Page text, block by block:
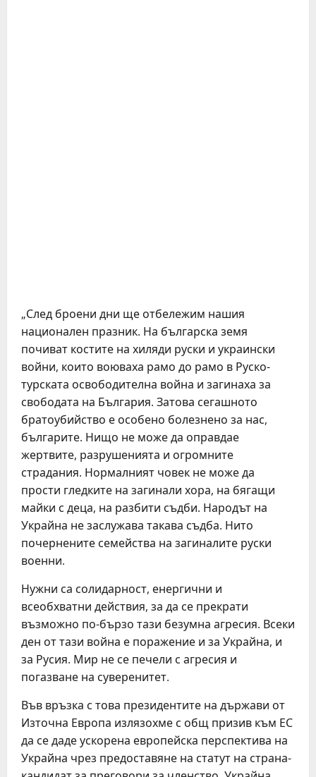
„След броени дни ще отбележим нашия
национален празник. На българска земя
почиват костите на хиляди руски и украински
войни, които воюваха рамо до рамо в Руско-
турската освободителна война и загинаха за
свободата на България. Затова сегашното
братоубийство е особено болезнено за нас,
българите. Нищо не може да оправдае
жертвите, разрушенията и огромните
страдания. Нормалният човек не може да
прости гледките на загинали хора, на бягащи
майки с деца, на разбити съдби. Народът на
Украйна не заслужава такава съдба. Нито
почернените семейства на загиналите руски
военни.
Нужни са солидарност, енергични и
всеобхватни действия, за да се прекрати
възможно по-бързо тази безумна агресия. Всеки
ден от тази война е поражение и за Украйна, и
за Русия. Мир не се печели с агресия и
погазване на суверенитет.
Във връзка с това президентите на държави от
Източна Европа излязохме с общ призив към ЕС
да се даде ускорена европейска перспектива на
Украйна чрез предоставяне на статут на страна-